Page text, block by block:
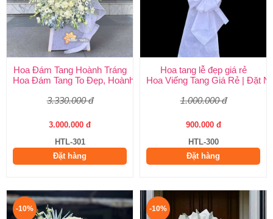
Hoa Đám Tang Hoành Tráng
Hoa Đám Tang To Đẹp, Hoành Tráng tại Huy Thảo
3.330.000 đ
3.000.000 đ
HTL-301
Đặt hàng
Hoa tang lễ đẹp giá rẻ
Hoa Viếng Tang Giá Rẻ | Đặt
1.000.000 đ
900.000 đ
HTL-300
Đặt hàng
-10% -10%